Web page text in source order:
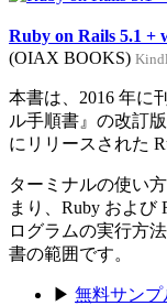
Ruby on Rails 5.1 +
(OIAX BOOKS)
本書は、2016 年に
ル手順書』の改訂
にリリースされた
ターミナルの使い
まり、Ruby および
ログラムの実行方
書の範囲です。
▶ 無料サンプ